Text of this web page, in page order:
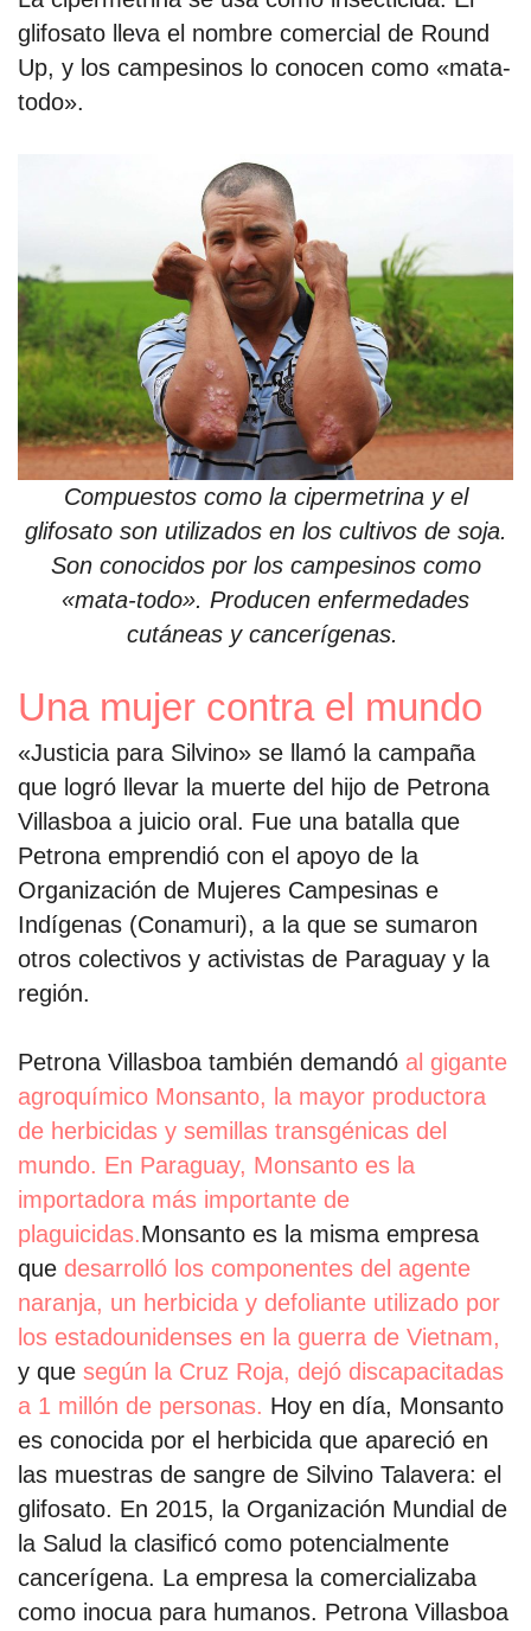
glifosato lleva el nombre comercial de Round
Up, y los campesinos lo conocen como «mata-
todo».
Compuestos como la cipermetrina y el
glifosato son utilizados en los cultivos de soja.
Son conocidos por los campesinos como
«mata-todo». Producen enfermedades
cutáneas y cancerígenas.
Una mujer contra el mundo
«Justicia para Silvino» se llamó la campaña
que logró llevar la muerte del hijo de Petrona
Villasboa a juicio oral. Fue una batalla que
Petrona emprendió con el apoyo de la
Organización de Mujeres Campesinas e
Indígenas (Conamuri), a la que se sumaron
otros colectivos y activistas de Paraguay y la
región.
Petrona Villasboa también demandó al gigante
agroquímico Monsanto, la mayor productora
de herbicidas y semillas transgénicas del
mundo. En Paraguay, Monsanto es la
importadora más importante de
plaguicidas.Monsanto es la misma empresa
que desarrolló los componentes del agente
naranja, un herbicida y defoliante utilizado por
los estadounidenses en la guerra de Vietnam,
y que según la Cruz Roja, dejó discapacitadas
a 1 millón de personas. Hoy en día, Monsanto
es conocida por el herbicida que apareció en
las muestras de sangre de Silvino Talavera: el
glifosato. En 2015, la Organización Mundial de
la Salud la clasificó como potencialmente
cancerígena. La empresa la comercializaba
como inocua para humanos. Petrona Villasboa